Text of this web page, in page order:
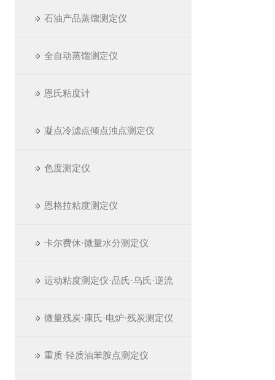
石油产品蒸馏测定仪
全自动蒸馏测定仪
恩氏粘度计
凝点冷滤点倾点浊点测定仪
色度测定仪
恩格拉粘度测定仪
卡尔费休·微量水分测定仪
运动粘度测定仪·品氏·乌氏·逆流
微量残炭·康氏·电炉·残炭测定仪
重质·轻质油苯胺点测定仪